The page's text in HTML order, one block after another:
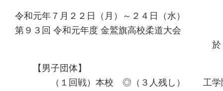
令和元年７月２２日（月）～２４日（水）
第９３回 令和元年度 金鷲旗高校柔道大会
於：福岡市総合
【男子団体】
（１回戦）本校 ◎（３人残し） 工学院